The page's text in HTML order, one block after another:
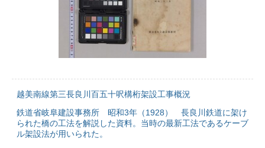
越美南線第三長良川百五十呎構桁架設工事概況
鉄道省岐阜建設事務所 昭和3年（1928） 長良川鉄道に架け
られた橋の工法を解説した資料。当時の最新工法であるケーブ
ル架設法が用いられた。